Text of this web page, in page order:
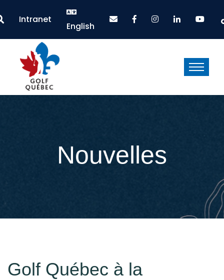
Intranet
English
Nouvelles
Golf Québec à la